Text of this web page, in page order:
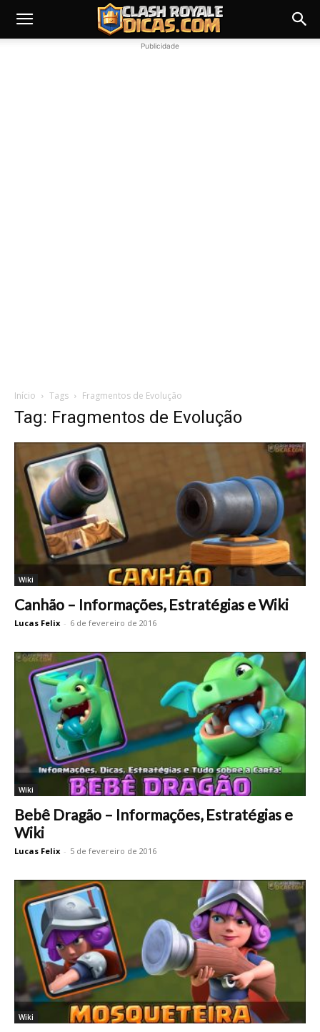
Publicidade
Início Tags Fragmentos de Evolução
Tag: Fragmentos de Evolução
Wiki
Canhão – Informações, Estratégias e Wiki
Lucas Felix - 6 de fevereiro de 2016
Wiki
Bebê Dragão – Informações, Estratégias e
Wiki
Lucas Felix - 5 de fevereiro de 2016
Wiki